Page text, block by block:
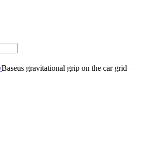
Baseus gravitational grip on the car grid –